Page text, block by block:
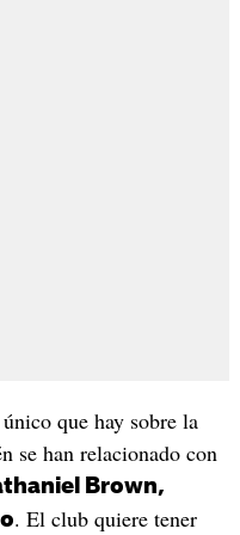
que hay sobre la
se han relacionado con
Brown,
. El club quiere tener